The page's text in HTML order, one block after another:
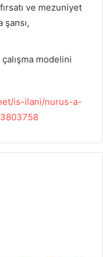
ve mezuniyet
şansı,
çalışma modelini
is-ilani/nurus-a-